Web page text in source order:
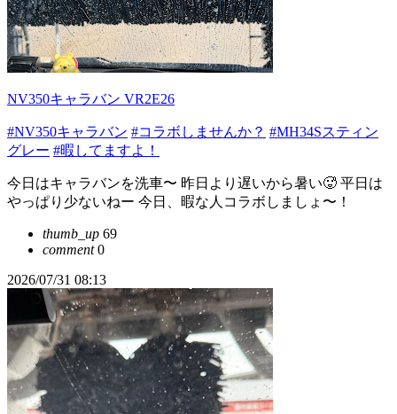
NV350キャラバン VR2E26
#NV350キャラバン #コラボしませんか？ #MH34Sスティン
グレー #暇してますよ！
今日はキャラバンを洗車〜 昨日より遅いから暑い🥵 平日は
やっぱり少ないねー 今日、暇な人コラボしましょ〜！
thumb_up 69
comment0
2026/07/31 08:13